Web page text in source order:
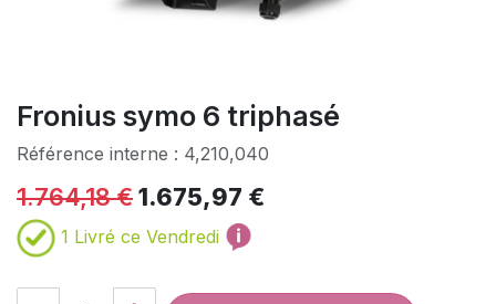
Fronius symo 6 triphasé
Référence interne : 4,210,040
1.764,18€1.675,97 €
1 Livré ce Vendredi